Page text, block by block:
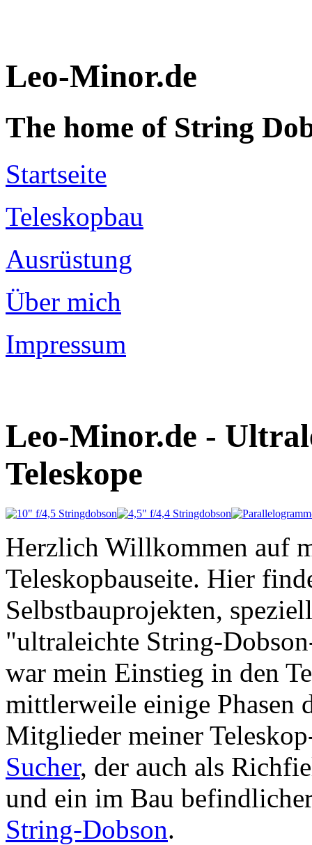
Leo-Minor.de
The home of String
Startseite
Teleskopbau
Ausrüstung
Über mich
Impressum
Leo-Minor.de -
Teleskope
Herzlich Willkommen auf
Teleskopbauseite. Hier
Selbstbauprojekten,
"ultraleichte String-
war mein Einstieg in den
mittlerweile einige Phasen
Mitglieder meiner
Sucher, der auch als
und ein im Bau
String-Dobson.